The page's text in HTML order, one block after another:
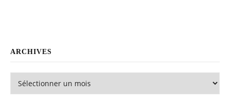
ARCHIVES
Archives